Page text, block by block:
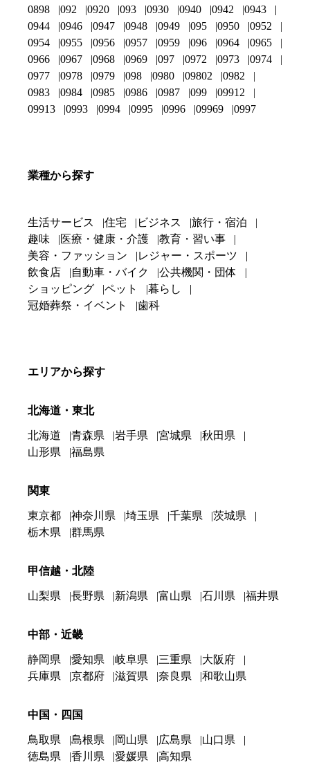
0898
092 0920 093 0930 0940 0942
0943
0944
0946 0947 0948 0949 095 0950
0952
0954
0955 0956 0957 0959 096 0964
0965
0966
0967 0968 0969 097 0972 0973
0974
0977
0978 0979 098 0980 09802
0982
0983
0984 0985 0986 0987 099
09912
09913
0993 0994 0995 0996 09969 0997
業種から探す
生活サービス 住宅 ビジネス
旅行・宿泊
趣味
医療・健康・介護
教育・習い事
美容・ファッション
レジャー・スポーツ
飲食店
自動車・バイク
公共機関・団体
ショッピング
ペット
暮らし
冠婚葬祭・イベント
歯科
エリアから探す
北海道・東北
北海道 青森県 岩手県 宮城県
秋田県
山形県
福島県
関東
東京都 神奈川県 埼玉県 千葉県
茨城県
栃木県
群馬県
甲信越・北陸
山梨県 長野県 新潟県 富山県 石川県 福井県
中部・近畿
静岡県 愛知県 岐阜県 三重県
大阪府
兵庫県
京都府 滋賀県 奈良県 和歌山県
中国・四国
鳥取県 島根県 岡山県 広島県
山口県
徳島県
香川県 愛媛県 高知県